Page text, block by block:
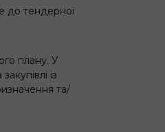
до тендерної
плану. У
із
та/